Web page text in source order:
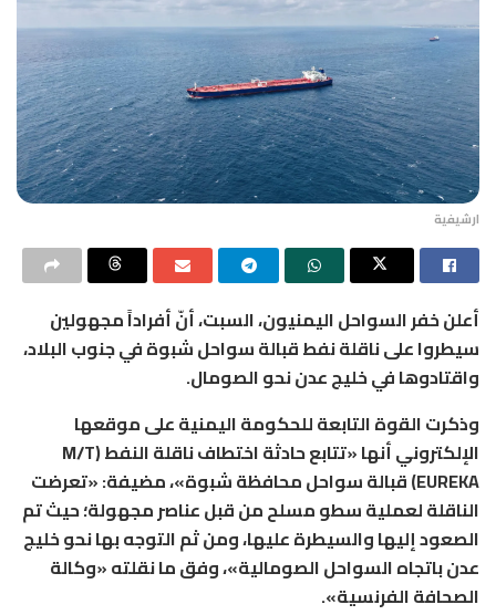
ارشيفية
أعلن خفر السواحل اليمنيون، السبت، أنّ أفراداً مجهولين
سيطروا على ناقلة نفط قبالة سواحل شبوة في جنوب البلاد،
واقتادوها في خليج عدن نحو الصومال.
وذكرت القوة التابعة للحكومة اليمنية على موقعها
الإلكتروني أنها «تتابع حادثة اختطاف ناقلة النفط (M/T
EUREKA) قبالة سواحل محافظة شبوة»، مضيفة: «تعرضت
الناقلة لعملية سطو مسلح من قبل عناصر مجهولة؛ حيث تم
الصعود إليها والسيطرة عليها، ومن ثم التوجه بها نحو خليج
عدن باتجاه السواحل الصومالية»، وفق ما نقلته «وكالة
الصحافة الفرنسية».